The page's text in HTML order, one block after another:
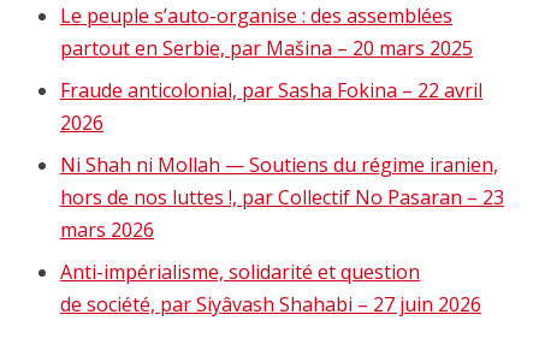
Le peuple s’auto-organise : des assemblées
partout en Serbie, par Mašina – 20 mars 2025
Fraude anticolonial, par Sasha Fokina – 22 avril
2026
Ni Shah ni Mollah — Soutiens du régime iranien,
hors de nos luttes !, par Collectif No Pasaran – 23
mars 2026
Anti-impérialisme, solidarité et question
de société, par Siyâvash Shahabi – 27 juin 2026